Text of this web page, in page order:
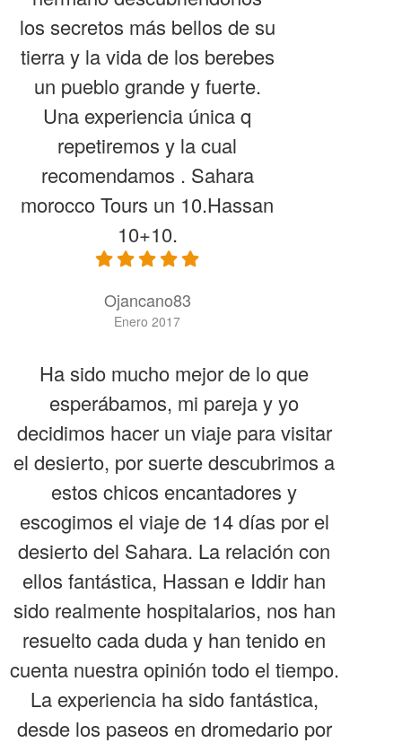
los secretos más bellos de su
tierra y la vida de los berebes
un pueblo grande y fuerte.
Una experiencia única q
repetiremos y la cual
recomendamos . Sahara
morocco Tours un 10.Hassan
10+10.
Ojancano83
Enero 2017
Ha sido mucho mejor de lo que
esperábamos, mi pareja y yo
decidimos hacer un viaje para visitar
el desierto, por suerte descubrimos a
estos chicos encantadores y
escogimos el viaje de 14 días por el
desierto del Sahara. La relación con
ellos fantástica, Hassan e Iddir han
sido realmente hospitalarios, nos han
resuelto cada duda y han tenido en
cuenta nuestra opinión todo el tiempo.
La experiencia ha sido fantástica,
desde los paseos en dromedario por